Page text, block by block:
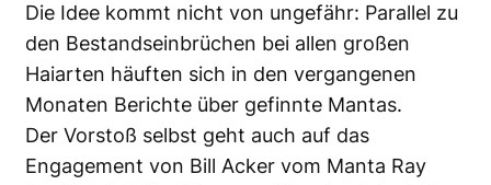
Die Idee kommt nicht von ungefähr: Parallel zu
den Bestandseinbrüchen bei allen großen
Haiarten häuften sich in den vergangenen
Monaten Berichte über gefinnte Mantas.
Der Vorstoß selbst geht auch auf das
Engagement von Bill Acker vom Manta Ray